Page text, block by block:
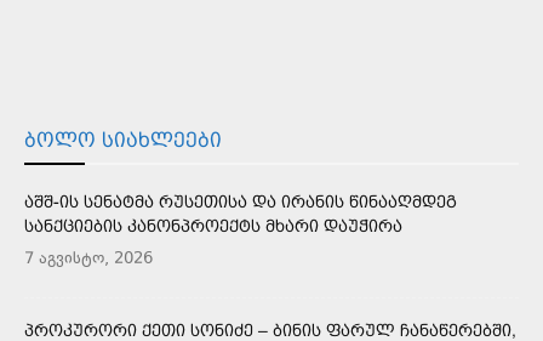
ᲑᲝᲚᲝ ᲡᲘᲐᲮᲚᲔᲔᲑᲘ
ᲐᲨᲨ-ᲘᲡ ᲡᲔᲜᲐᲢᲛᲐ ᲠᲣᲡᲔᲗᲘᲡᲐ ᲓᲐ ᲘᲠᲐᲜᲘᲡ ᲬᲘᲜᲐᲐᲦᲛᲓᲔᲒ
ᲡᲐᲜᲥᲪᲘᲔᲑᲘᲡ ᲙᲐᲜᲝᲜᲞᲠᲝᲔᲥᲢᲡ ᲛᲮᲐᲠᲘ ᲓᲐᲣᲭᲘᲠᲐ
7 აგვისტო, 2026
ᲞᲠᲝᲙᲣᲠᲝᲠᲘ ᲥᲔᲗᲘ ᲡᲝᲜᲘᲫᲔ – ᲑᲘᲜᲘᲡ ᲤᲐᲠᲣᲚ ᲩᲐᲜᲐᲬᲔᲠᲔᲑᲨᲘ,